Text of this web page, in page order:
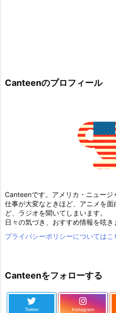
Canteenのプロフィール
Canteenです。アメリカ・ニュージ
仕事が大変なときほど、アニメを
ど、ラジオを聞いてしまいます。
日々の気づき、おすすめ情報を呟き
プライバシーポリシーについてはこ
Canteenをフォローする
Twitter Instagram